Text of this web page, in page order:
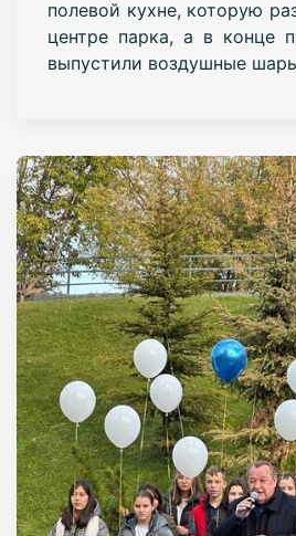
полевой кухне, которую
центре парка, а в конце
выпустили воздушные